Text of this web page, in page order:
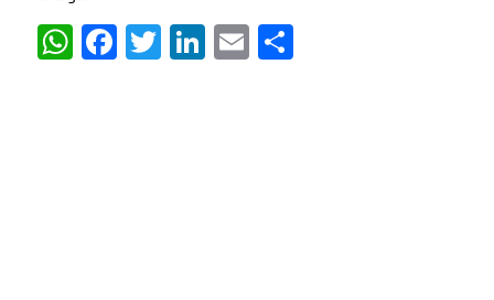
WhatsApp
Facebook
Twitter
LinkedIn
Email